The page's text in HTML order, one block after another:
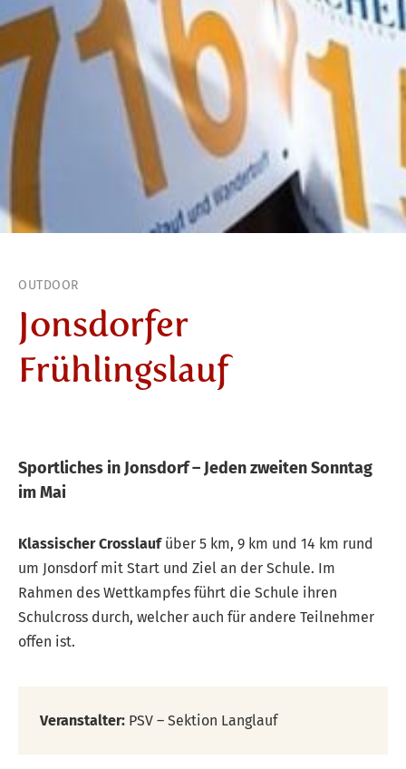
OUTDOOR
Jonsdorfer
Frühlingslauf
Sportliches in Jonsdorf – Jeden zweiten Sonntag
im Mai
Klassischer Crosslaufüber 5 km, 9 km und 14 km rund
um Jonsdorf mit Start und Ziel an der Schule. Im
Rahmen des Wettkampfes führt die Schule ihren
Schulcross durch, welcher auch für andere Teilnehmer
offen ist.
Veranstalter: PSV – Sektion Langlauf